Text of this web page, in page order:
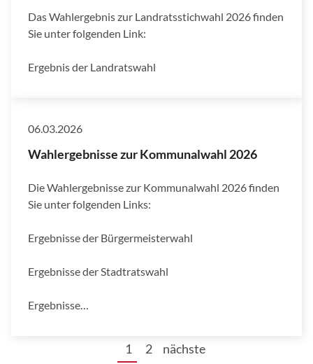
Das Wahlergebnis zur Landratsstichwahl 2026 finden
Sie unter folgenden Link:
Ergebnis der Landratswahl
06.03.2026
Wahlergebnisse zur Kommunalwahl 2026
Die Wahlergebnisse zur Kommunalwahl 2026 finden
Sie unter folgenden Links:
Ergebnisse der Bürgermeisterwahl
Ergebnisse der Stadtratswahl
Ergebnisse…
1 2 nächste